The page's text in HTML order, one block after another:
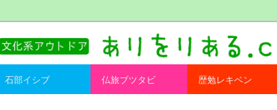
ありをりある.com
書を持ってそとへ出よう。
Main menu
Skip to primary content
Skip to secondary content
石部イシブ 仏旅ブツタビ 歴勉レキベン